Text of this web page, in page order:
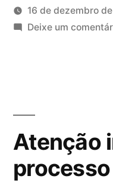
16 de dezembro
Deixe um
Atenção